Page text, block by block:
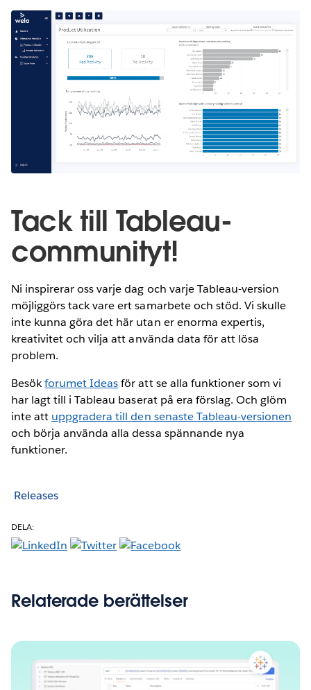
Tack till Tableau-
communityt!
Ni inspirerar oss varje dag och varje Tableau-version
möjliggörs tack vare ert samarbete och stöd. Vi skulle
inte kunna göra det här utan er enorma expertis,
kreativitet och vilja att använda data för att lösa
problem.
Besökforumet Ideasför att se alla funktioner som vi
har lagt till i Tableau baserat på era förslag. Och glöm
inte att uppgradera till den senaste Tableau-versionen
och börja använda alla dessa spännande nya
funktioner.
Releases
DELA:
Relaterade berättelser